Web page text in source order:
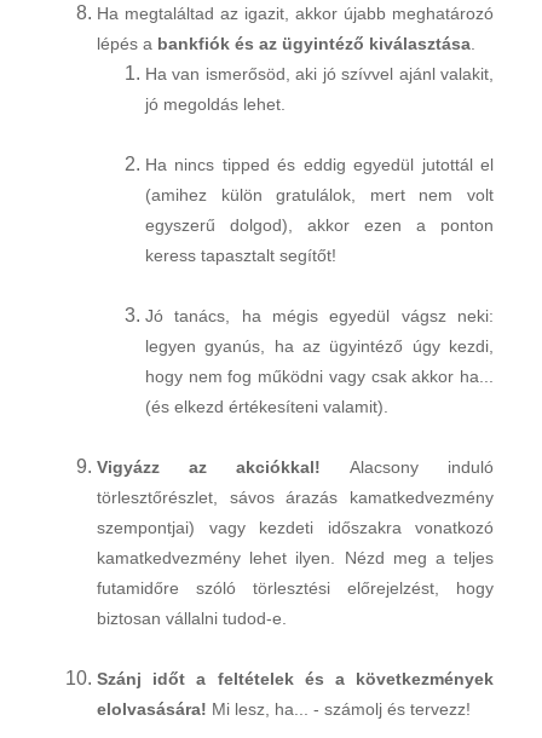
Ha megtaláltad az igazit, akkor újabb meghatározó
lépés a bankfiók és az ügyintéző kiválasztása
Ha van ismerősöd, aki jó szívvel ajánl valakit,
jó megoldás lehet.
Ha nincs tipped és eddig egyedül jutottál el
(amihez külön gratulálok, mert nem volt
egyszerű dolgod), akkor ezen a ponton
keress tapasztalt segítőt!
Jó tanács, ha mégis egyedül vágsz neki:
legyen gyanús, ha az ügyintéző úgy kezdi,
hogy nem fog működni vagy csak akkor ha...
(és elkezd értékesíteni valamit).
Vigyázz az akciókkal! Alacsony induló
törlesztőrészlet, sávos árazás kamatkedvezmény
szempontjai) vagy kezdeti időszakra vonatkozó
kamatkedvezmény lehet ilyen. Nézd meg a teljes
futamidőre szóló törlesztési előrejelzést, hogy
biztosan vállalni tudod-e.
Szánj időt a feltételek és a következmények
elolvasására! Mi lesz, ha... - számolj és tervezz!